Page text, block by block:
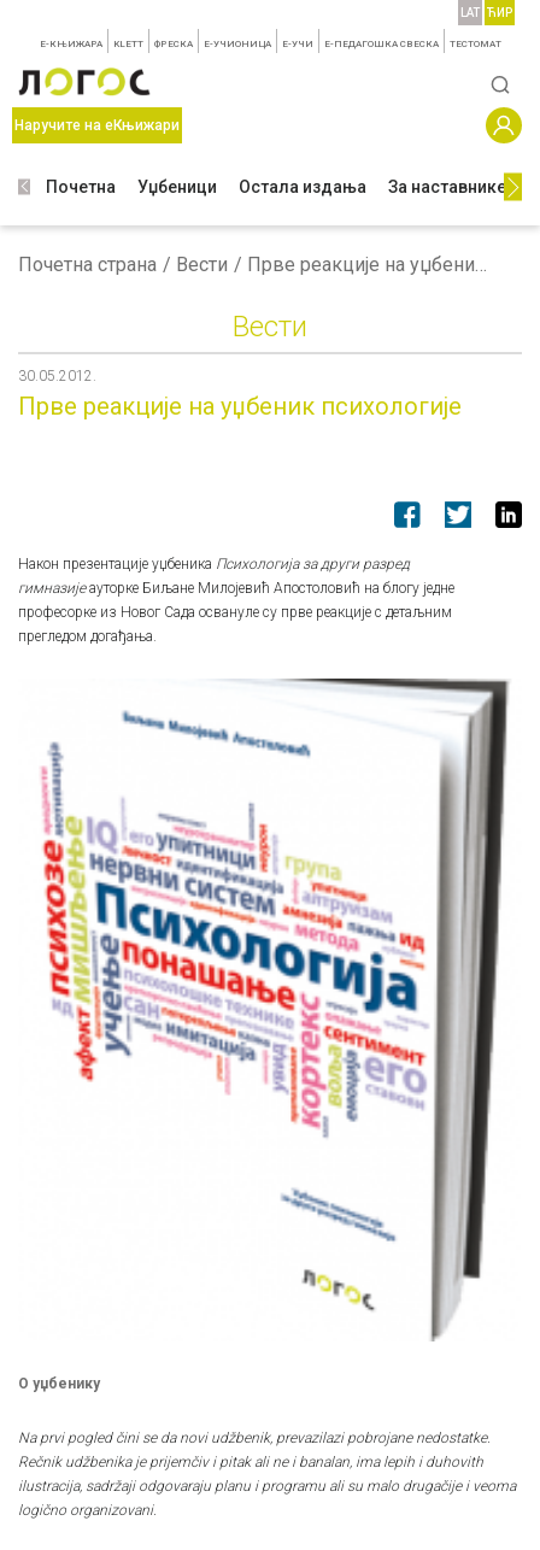
E-КЊИЖАРА KLETT ФРЕСКА E-УЧИОНИЦА E-УЧИ Е-ПЕДАГОШКА СВЕСКА TЕСТОМАТ
LAT ЋИР
Наручите на еКњижари
Почетна Уџбеници Остала издања За наставнике
Почетна страна Вести Прве реакције на уџбеник психологије
Вести
30.05.2012.
Прве реакције на уџбеник психологије
Након презентације уџбеника Психологија за други разред
гимназијеауторке Биљане Милојевић Апостоловић на блогу једне
професорке из Новог Сада освануле су прве реакције с детаљним
прегледом догађања.
О уџбенику
Na prvi pogled čini se da novi udžbenik, prevazilazi pobrojane nedostatke.
Rečnik udžbenika je prijemčiv i pitak ali ne i banalan, ima lepih i duhovith
ilustracija, sadržaji odgovaraju planu i programu ali su malo drugačije i veoma
logično organizovani.